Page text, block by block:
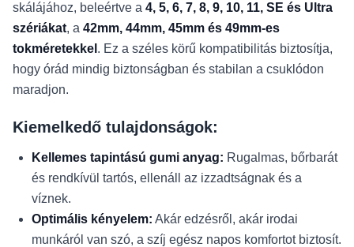
skálájához, beleértve a 4, 5, 6, 7, 8, 9, 10, 11, SE és Ultra
szériákat, a 42mm, 44mm, 45mm és 49mm-es
tokméretekkel . Ez a széles körű kompatibilitás biztosítja,
hogy órád mindig biztonságban és stabilan a csuklódon
maradjon.
Kiemelkedő tulajdonságok:
Kellemes tapintású gumi anyag: Rugalmas, bőrbarát
és rendkívül tartós, ellenáll az izzadtságnak és a
víznek.
Optimális kényelem: Akár edzésről, akár irodai
munkáról van szó, a szíj egész napos komfortot biztosít.